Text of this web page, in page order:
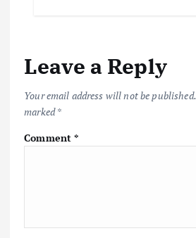
Leave a Reply
Your email address will not be published.
marked*
Comment*